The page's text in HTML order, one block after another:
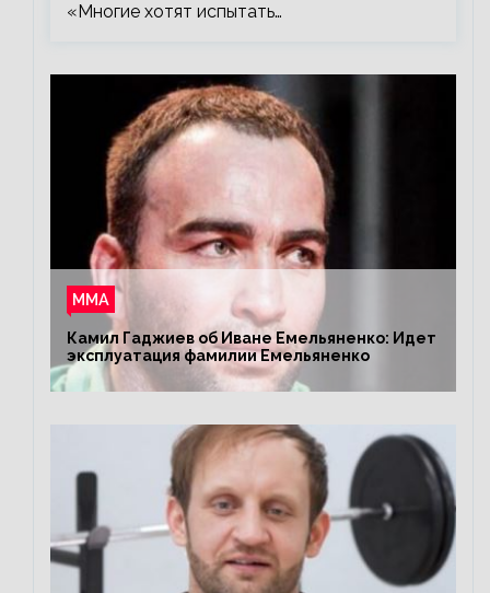
«Многие хотят испытать…
ММА
Камил Гаджиев об Иване Емельяненко: Идет
эксплуатация фамилии Емельяненко